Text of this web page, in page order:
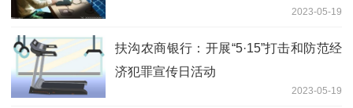
2023-05-19
扶沟农商银行：开展“5·15”打击和防范经
济犯罪宣传日活动
2023-05-19